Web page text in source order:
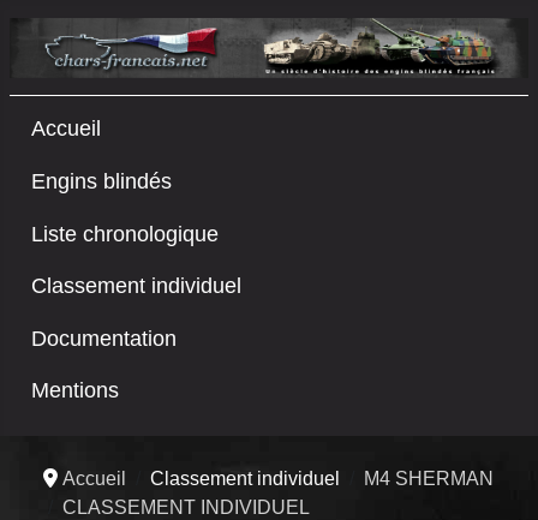
Accueil
Engins blindés
Liste chronologique
Classement individuel
Documentation
Mentions
Accueil Classement individuel
M4 SHERMAN
CLASSEMENT INDIVIDUEL